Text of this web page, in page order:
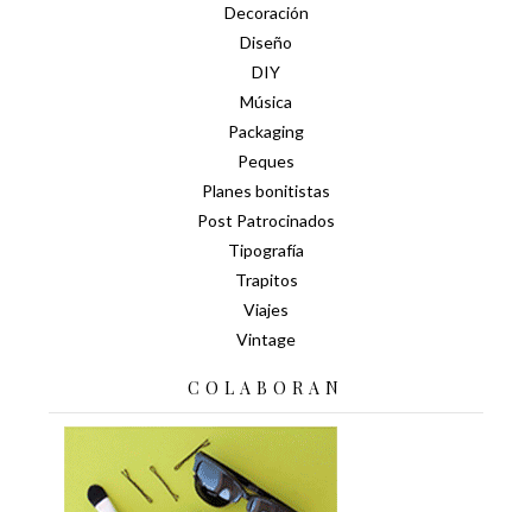
Decoración
Diseño
DIY
Música
Packaging
Peques
Planes bonitistas
Post Patrocinados
Tipografía
Trapitos
Viajes
Vintage
COLABORAN